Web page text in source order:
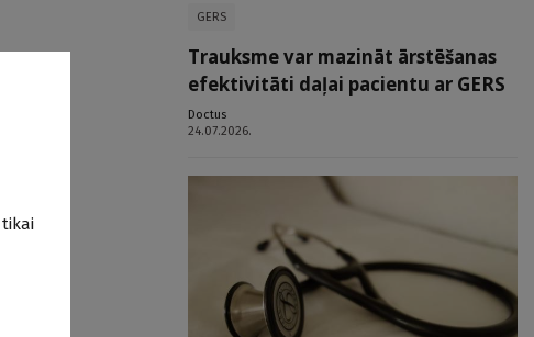
GERS
Trauksme var mazināt ārstēšanas
efektivitāti daļai pacientu ar GERS
Doctus
24.07.2026.